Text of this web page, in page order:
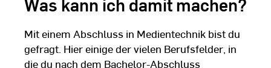
Mit einem Abschluss in Medientechnik bist du
gefragt. Hier einige der vielen Berufsfelder, in
die du nach dem Bachelor-Abschluss